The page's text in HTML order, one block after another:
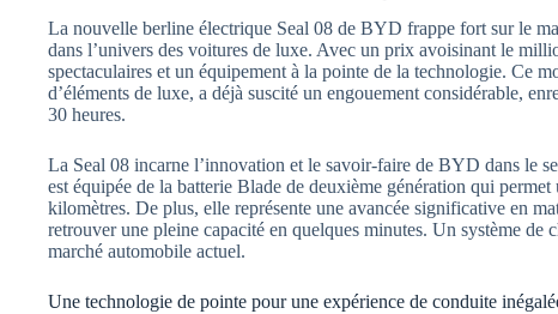
La nouvelle berline électrique Seal 08 de BYD frappe fort sur le
dans l’univers des voitures de luxe. Avec un prix avoisinant le
spectaculaires et un équipement à la pointe de la technologie. Ce
d’éléments de luxe, a déjà suscité un engouement considérable,
30 heures.
La Seal 08 incarne l’innovation et le savoir-faire de BYD dans le
est équipée de la batterie Blade de deuxième génération qui
kilomètres. De plus, elle représente une avancée significative en
retrouver une pleine capacité en quelques minutes. Un système de
marché automobile actuel.
Une technologie de pointe pour une expérience de conduite